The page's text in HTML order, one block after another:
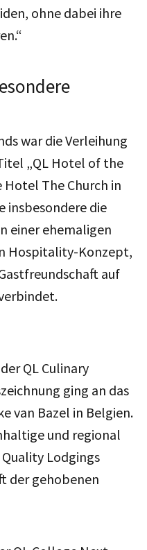
ohne dabei ihre
war die Verleihung
„QL Hotel of the
Hotel The Church in
insbesondere die
einer ehemaligen
Hospitality-Konzept,
auf
QL Culinary
ging an das
van Bazel in Belgien.
und regional
Lodgings
der gehobenen